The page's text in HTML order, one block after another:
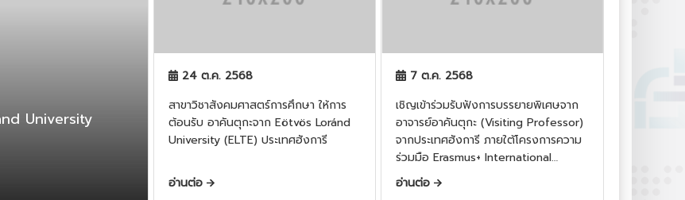
24 ต.ค. 2568
สาขาวิชาสังคมศาสตร์การศึกษา ให้การ
ต้อนรับ อาคันตุกะจาก Eötvös Loránd
University (ELTE) ประเทศฮังการี
อ่านต่อ
7 ต.ค. 2568
เชิญเข้าร่วมรับฟังการบรรยายพิเศษจาก
อาจารย์อาคันตุกะ (Visiting Professor)
จากประเทศฮังการี ภายใต้โครงการความ
ร่วมมือ Erasmus+ International
Credit Mobility
อ่านต่อ